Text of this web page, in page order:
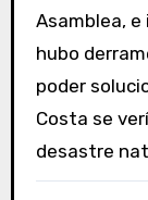
Asamblea,
hubo
poder
Costa se
desastre